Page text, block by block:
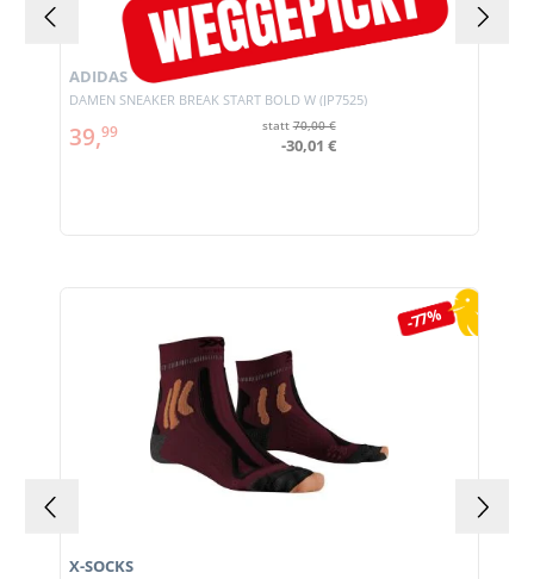
DAMEN SNEAKER BREAK START BOLD W (JP7525)
ADIDAS
39,99 statt70,00 €
-30,01 €
-77%
X-SOCKS